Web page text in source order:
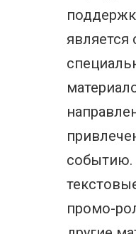
является
событию.
промо-